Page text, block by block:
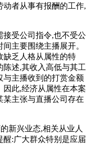
者从事有报酬的工作,
接受公司指令,也不受公
主要围绕主播展开。
缺乏人格从属性的特
述,其收入高低与其工
与主播收到的打赏金额
此,经济从属性在本案
某主张与直播公司存在
新兴业态,相关从业人
醒:广大群众特别是应届